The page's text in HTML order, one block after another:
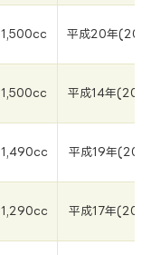
1,500cc 平成20年
1,500cc 平成14年
1,490cc 平成19年
1,290cc 平成17年